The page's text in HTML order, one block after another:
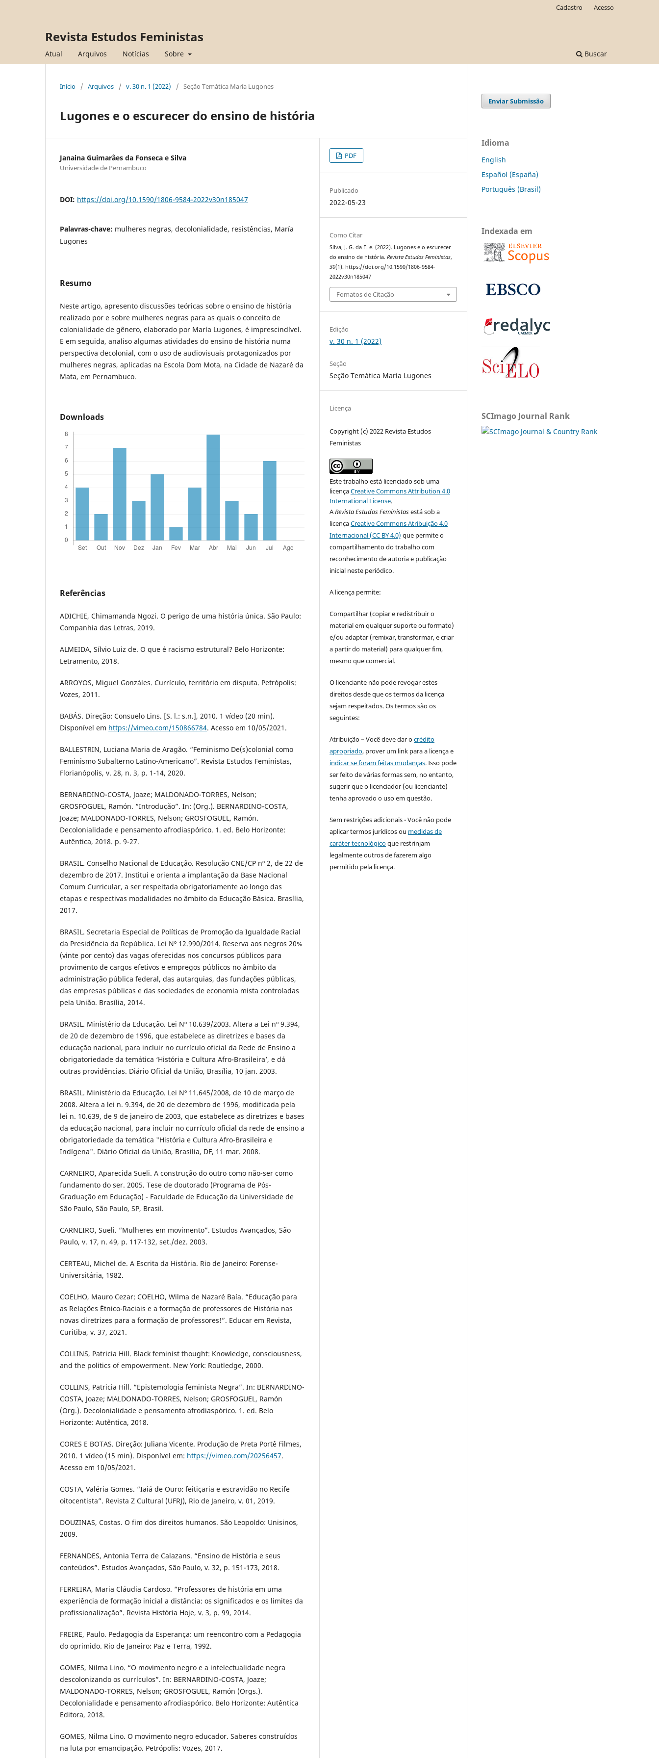
Revista Estudos Feministas
Atual Arquivos Notícias Sobre Buscar
Cadastro Acesso
Início / Arquivos / v. 30 n. 1 (2022) / Seção Temática María Lugones
Lugones e o escurecer do ensino de história
Janaina Guimarães da Fonseca e Silva
Universidade de Pernambuco
DOI: https://doi.org/10.1590/1806-9584-2022v30n185047
Palavras-chave: mulheres negras, decolonialidade, resistências, María
Lugones
Resumo
Neste artigo, apresento discussões teóricas sobre o ensino de história
realizado por e sobre mulheres negras para as quais o conceito de
colonialidade de gênero, elaborado por María Lugones, é imprescindível.
E em seguida, analiso algumas atividades do ensino de história numa
perspectiva decolonial, com o uso de audiovisuais protagonizados por
mulheres negras, aplicadas na Escola Dom Mota, na Cidade de Nazaré da
Mata, em Pernambuco.
Downloads
Referências
ADICHIE, Chimamanda Ngozi. O perigo de uma história única. São Paulo:
Companhia das Letras, 2019.
ALMEIDA, Sílvio Luiz de. O que é racismo estrutural? Belo Horizonte:
Letramento, 2018.
ARROYOS, Miguel Gonzáles. Currículo, território em disputa. Petrópolis:
Vozes, 2011.
BABÁS. Direção: Consuelo Lins. [S. l.: s.n.], 2010. 1 vídeo (20 min).
Disponível em https://vimeo.com/150866784. Acesso em 10/05/2021.
BALLESTRIN, Luciana Maria de Aragão. “Feminismo De(s)colonial como
Feminismo Subalterno Latino-Americano”. Revista Estudos Feministas,
Florianópolis, v. 28, n. 3, p. 1-14, 2020.
BERNARDINO-COSTA, Joaze; MALDONADO-TORRES, Nelson;
GROSFOGUEL, Ramón. “Introdução”. In: (Org.). BERNARDINO-COSTA,
Joaze; MALDONADO-TORRES, Nelson; GROSFOGUEL, Ramón.
Decolonialidade e pensamento afrodiaspórico. 1. ed. Belo Horizonte:
Autêntica, 2018. p. 9-27.
BRASIL. Conselho Nacional de Educação. Resolução CNE/CP nº 2, de 22 de
dezembro de 2017. Institui e orienta a implantação da Base Nacional
Comum Curricular, a ser respeitada obrigatoriamente ao longo das
etapas e respectivas modalidades no âmbito da Educação Básica. Brasília,
2017.
BRASIL. Secretaria Especial de Políticas de Promoção da Igualdade Racial
da Presidência da República. Lei Nº 12.990/2014. Reserva aos negros 20%
(vinte por cento) das vagas oferecidas nos concursos públicos para
provimento de cargos efetivos e empregos públicos no âmbito da
administração pública federal, das autarquias, das fundações públicas,
das empresas públicas e das sociedades de economia mista controladas
pela União. Brasília, 2014.
BRASIL. Ministério da Educação. Lei Nº 10.639/2003. Altera a Lei nº 9.394,
de 20 de dezembro de 1996, que estabelece as diretrizes e bases da
educação nacional, para incluir no currículo oficial da Rede de Ensino a
obrigatoriedade da temática ‘História e Cultura Afro-Brasileira’, e dá
outras providências. Diário Oficial da União, Brasília, 10 jan. 2003.
BRASIL. Ministério da Educação. Lei Nº 11.645/2008, de 10 de março de
2008. Altera a lei n. 9.394, de 20 de dezembro de 1996, modificada pela
lei n. 10.639, de 9 de janeiro de 2003, que estabelece as diretrizes e bases
da educação nacional, para incluir no currículo oficial da rede de ensino a
obrigatoriedade da temática "História e Cultura Afro-Brasileira e
Indígena". Diário Oficial da União, Brasília, DF, 11 mar. 2008.
CARNEIRO, Aparecida Sueli. A construção do outro como não-ser como
fundamento do ser. 2005. Tese de doutorado (Programa de Pós-
Graduação em Educação) - Faculdade de Educação da Universidade de
São Paulo, São Paulo, SP, Brasil.
CARNEIRO, Sueli. “Mulheres em movimento”. Estudos Avançados, São
Paulo, v. 17, n. 49, p. 117-132, set./dez. 2003.
CERTEAU, Michel de. A Escrita da História. Rio de Janeiro: Forense-
Universitária, 1982.
COELHO, Mauro Cezar; COELHO, Wilma de Nazaré Baía. “Educação para
as Relações Étnico-Raciais e a formação de professores de História nas
novas diretrizes para a formação de professores!”. Educar em Revista,
Curitiba, v. 37, 2021.
COLLINS, Patricia Hill. Black feminist thought: Knowledge, consciousness,
and the politics of empowerment. New York: Routledge, 2000.
COLLINS, Patricia Hill. “Epistemologia feminista Negra”. In: BERNARDINO-
COSTA, Joaze; MALDONADO-TORRES, Nelson; GROSFOGUEL, Ramón
(Org.). Decolonialidade e pensamento afrodiaspórico. 1. ed. Belo
Horizonte: Autêntica, 2018.
CORES E BOTAS. Direção: Juliana Vicente. Produção de Preta Portê Filmes,
2010. 1 vídeo (15 min). Disponível em: https://vimeo.com/20256457.
Acesso em 10/05/2021.
COSTA, Valéria Gomes. “Iaiá de Ouro: feitiçaria e escravidão no Recife
oitocentista”. Revista Z Cultural (UFRJ), Rio de Janeiro, v. 01, 2019.
DOUZINAS, Costas. O fim dos direitos humanos. São Leopoldo: Unisinos,
2009.
FERNANDES, Antonia Terra de Calazans. “Ensino de História e seus
conteúdos”. Estudos Avançados, São Paulo, v. 32, p. 151-173, 2018.
FERREIRA, Maria Cláudia Cardoso. “Professores de história em uma
experiência de formação inicial a distância: os significados e os limites da
profissionalização”. Revista História Hoje, v. 3, p. 99, 2014.
FREIRE, Paulo. Pedagogia da Esperança: um reencontro com a Pedagogia
do oprimido. Rio de Janeiro: Paz e Terra, 1992.
GOMES, Nilma Lino. “O movimento negro e a intelectualidade negra
descolonizando os currículos”. In: BERNARDINO-COSTA, Joaze;
MALDONADO-TORRES, Nelson; GROSFOGUEL, Ramón (Orgs.).
Decolonialidade e pensamento afrodiaspórico. Belo Horizonte: Autêntica
Editora, 2018.
GOMES, Nilma Lino. O movimento negro educador. Saberes construídos
na luta por emancipação. Petrópolis: Vozes, 2017.
PDF
Publicado
2022-05-23
Como Citar
Silva, J. G. da F. e. (2022). Lugones e o escurecer
do ensino de história.Revista Estudos Feministas,
30(1). https://doi.org/10.1590/1806-9584-
2022v30n185047
Fomatos de Citação
Edição
v. 30 n. 1 (2022)
Seção
Seção Temática María Lugones
Licença
Copyright (c) 2022 Revista Estudos
Feministas
Este trabalho está licenciado sob uma
licençaCreative Commons Attribution 4.0
International License.
ARevista Estudos Feministasestá sob a
licençaCreative Commons Atribuição 4.0
Internacional (CC BY 4.0) que permite o
compartilhamento do trabalho com
reconhecimento de autoria e publicação
inicial neste periódico.
A licença permite:
Compartilhar (copiar e redistribuir o
material em qualquer suporte ou formato)
e/ou adaptar (remixar, transformar, e criar
a partir do material) para qualquer fim,
mesmo que comercial.
O licenciante não pode revogar estes
direitos desde que os termos da licença
sejam respeitados. Os termos são os
seguintes:
Atribuição – Você deve dar ocrédito
apropriado, prover um link para a licença e
indicar se foram feitas mudanças. Isso pode
ser feito de várias formas sem, no entanto,
sugerir que o licenciador (ou licenciante)
tenha aprovado o uso em questão.
Sem restrições adicionais - Você não pode
aplicar termos jurídicos ou medidas de
caráter tecnológicoque restrinjam
legalmente outros de fazerem algo
permitido pela licença.
Enviar Submissão
Idioma
English
Español (España)
Português (Brasil)
Indexada em
SCImago Journal Rank